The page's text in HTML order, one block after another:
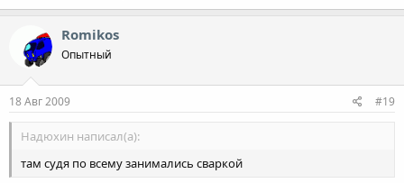
Romikos
Опытный
18 Авг 2009 #19
Надюхин написал(а):
там судя по всему занимались сваркой